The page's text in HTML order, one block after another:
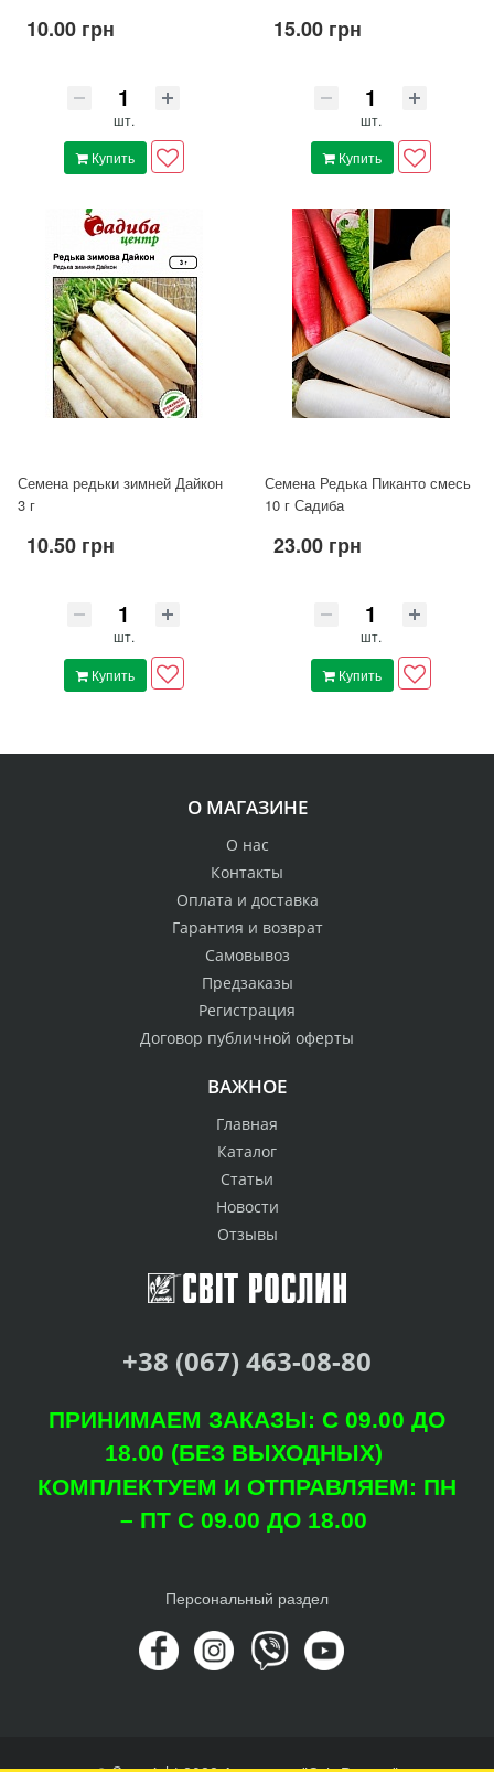
10.00 грн
шт.
Купить
15.00 грн
шт.
Купить
Семена редьки зимней Дайкон
3 г
10.50 грн
шт.
Купить
Семена Редька Пиканто смесь
10 г Садиба
23.00 грн
шт.
Купить
О МАГАЗИНЕ
О нас
Контакты
Оплата и доставка
Гарантия и возврат
Самовывоз
Предзаказы
Регистрация
Договор публичной оферты
ВАЖНОЕ
Главная
Каталог
Статьи
Новости
Отзывы
+38 (067) 463-08-80
ПРИНИМАЕМ ЗАКАЗЫ: С 09.00 ДО
18.00 (БЕЗ ВЫХОДНЫХ)
КОМПЛЕКТУЕМ И ОТПРАВЛЯЕМ: ПН
– ПТ С 09.00 ДО 18.00
Персональный раздел